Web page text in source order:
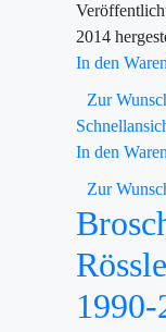
2014
In den
Zur
In den
Zur